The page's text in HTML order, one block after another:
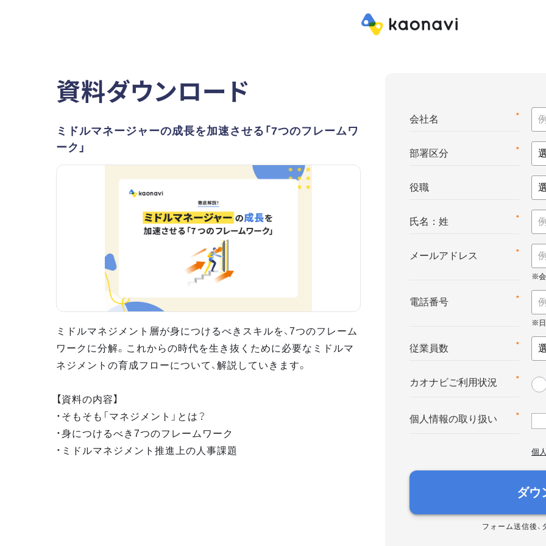
資料ダウンロード
ミドルマネージャーの成長を加速させる「7つのフレームワ
ーク」
ミドルマネジメント層が身につけるべきスキルを、7つのフレーム
ワークに分解。これからの時代を生き抜くために必要なミドルマ
ネジメントの育成フローについて、解説していきます。
【資料の内容】
・そもそも「マネジメント」とは？
・身につけるべき7つのフレームワーク
・ミドルマネジメント推進上の人事課題
*
会社名
*
部署区分
役職
*
氏名：姓
*
メールアドレス
*
電話番号
*
従業員数
*
カオナビご利用状況
*
個人情報の取り扱い
個
ダウ
フォーム送信後